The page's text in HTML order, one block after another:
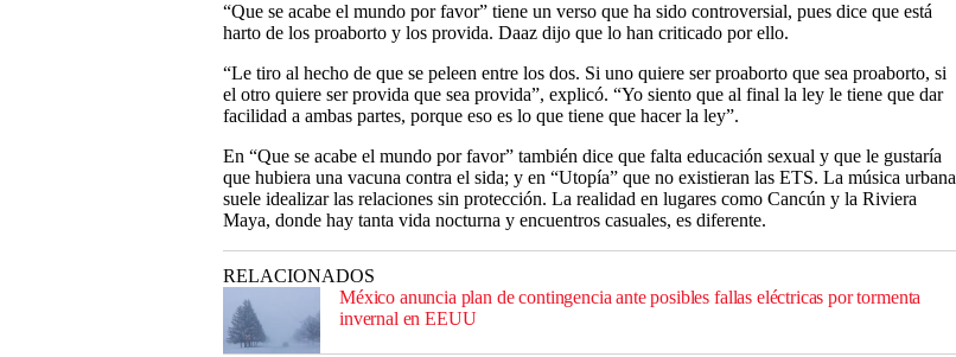
“Que se acabe el mundo por favor” tiene un verso que ha sido controversial, pues dice que está
harto de los proaborto y los provida. Daaz dijo que lo han criticado por ello.
“Le tiro al hecho de que se peleen entre los dos. Si uno quiere ser proaborto que sea proaborto, si
el otro quiere ser provida que sea provida”, explicó. “Yo siento que al final la ley le tiene que dar
facilidad a ambas partes, porque eso es lo que tiene que hacer la ley”.
En “Que se acabe el mundo por favor” también dice que falta educación sexual y que le gustaría
que hubiera una vacuna contra el sida; y en “Utopía” que no existieran las ETS. La música urbana
suele idealizar las relaciones sin protección. La realidad en lugares como Cancún y la Riviera
Maya, donde hay tanta vida nocturna y encuentros casuales, es diferente.
RELACIONADOS
México anuncia plan de contingencia ante posibles fallas eléctricas por tormenta
invernal en EEUU